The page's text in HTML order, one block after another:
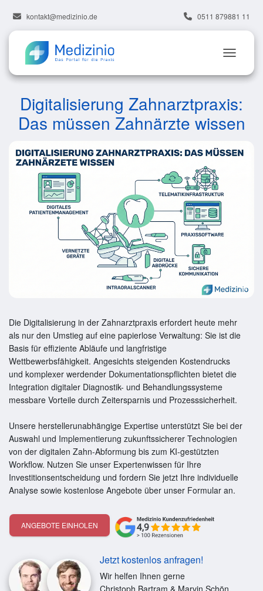
kontakt@medizinio.de 0511 879881 11
Digitalisierung Zahnarztpraxis:
Das müssen Zahnärzte wissen
Die Digitalisierung in der Zahnarztpraxis erfordert heute mehr
als nur den Umstieg auf eine papierlose Verwaltung: Sie ist die
Basis für effiziente Abläufe und langfristige
Wettbewerbsfähigkeit. Angesichts steigenden Kostendrucks
und komplexer werdender Dokumentationspflichten bietet die
Integration digitaler Diagnostik- und Behandlungssysteme
messbare Vorteile durch Zeitersparnis und Prozesssicherheit.
Unsere herstellerunabhängige Expertise unterstützt Sie bei der
Auswahl und Implementierung zukunftssicherer Technologien
von der digitalen Zahn-Abformung bis zum KI-gestützten
Workflow. Nutzen Sie unser Expertenwissen für Ihre
Investitionsentscheidung und fordern Sie jetzt Ihre individuelle
Analyse sowie kostenlose Angebote über unser Formular an.
ANGEBOTE EINHOLEN
Jetzt kostenlos anfragen!
Wir helfen Ihnen gerne
Christoph Bartram & Marvin Schön,